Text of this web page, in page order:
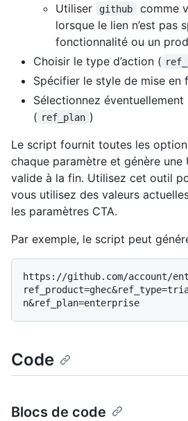
Utiliser
github
comme
lorsque le lien n’est pas
fonctionnalité ou un
Choisir le type d’action (
Spécifier le style de mise en
Sélectionnez
( ref_plan )
Le script fournit toutes les
chaque paramètre et génère une
valide à la fin. Utilisez cet outil
vous utilisez des valeurs
les paramètres CTA.
Par exemple, le script peut
https://github.com/account/
Code
Blocs de code